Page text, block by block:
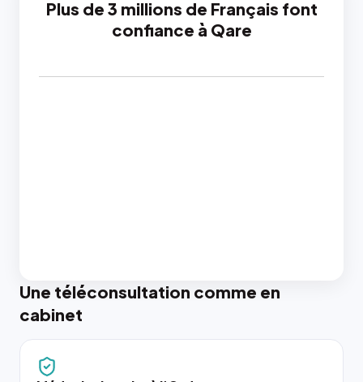
Plus de 3 millions de Français font
confiance à Qare
Une téléconsultation comme en
cabinet